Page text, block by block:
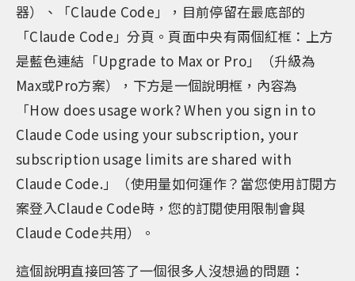
器）、「Claude Code」，目前停留在最底部的
「Claude Code」分頁。頁面中央有兩個紅框：上方
是藍色連結「Upgrade to Max or Pro」（升級為
Max或Pro方案），下方是一個說明框，內容為
「How does usage work? When you sign in to
Claude Code using your subscription, your
subscription usage limits are shared with
Claude Code.」（使用量如何運作？當您使用訂閱方
案登入Claude Code時，您的訂閱使用限制會與
Claude Code共用）。
這個說明直接回答了一個很多人沒想過的問題：